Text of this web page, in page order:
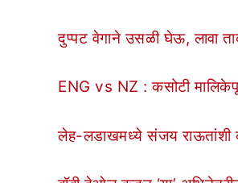
दुप्पट वेगाने उसळी घेऊ, लावा
ENG vs NZ : कसोटी
लेह-लडाखमध्ये संजय राऊतांशी